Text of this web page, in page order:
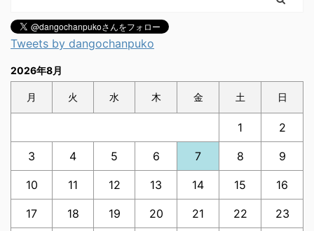
Tweets by dangochanpuko
2026年8月
月 火 水 木 金 土 日
1 2
3 4 5 6 7 8 9
10 11 12 13 14 15 16
17 18 19 20 21 22 23